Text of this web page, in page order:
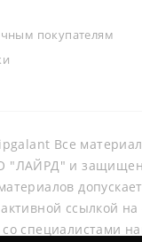
покупателям
Все
и
ссылкой
со специалистами